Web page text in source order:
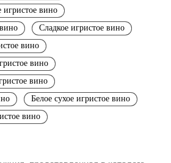
игристое вино
Сладкое игристое вино
вино
вино
вино
Белое сухое игристое вино
вино